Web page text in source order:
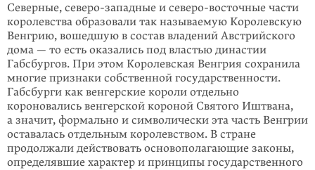
Северные, северо-западные и северо-восточные части
королевства образовали так называемую Королевскую
Венгрию, вошедшую в состав владений Австрий­ского
дома — то есть оказались под властью династии
Габсбургов. При этом Королевская Венгрия сохранила
многие признаки собственной государствен­ности.
Габсбурги как венгерские короли отдельно
короновались венгерской короной Святого Иштвана,
а значит, формально и символически эта часть Венгрии
оставалась отдельным королевством. В стране
продолжали действо­вать основополагающие законы,
определявшие характер и принципы государ­ственного